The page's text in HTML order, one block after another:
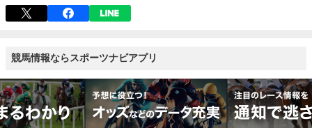
競馬情報ならスポーツナビアプリ